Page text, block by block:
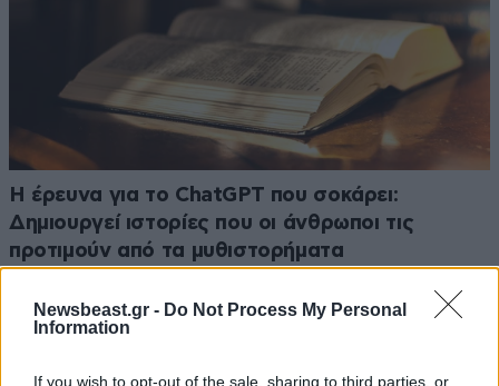
Newsbeast.gr - Do Not Process My Personal
Information
If you wish to opt-out of the sale, sharing to third parties, or
H έρευνα για το ChatGPT που σοκάρει:
Δημιουργεί ιστορίες που οι άνθρωποι τις
προτιμούν από τα μυθιστορήματα